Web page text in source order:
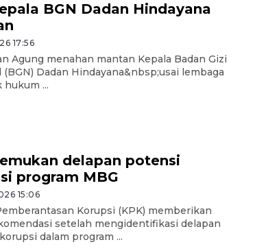
BGN Dadan Hindayana
17:56
Agung menahan mantan Kepala Badan Gizi
(BGN) Dadan Hindayana&nbsp;usai lembaga
hukum ...
delapan potensi
program MBG
15:06
Korupsi (KPK) memberikan
setelah mengidentifikasi delapan
dalam program ...